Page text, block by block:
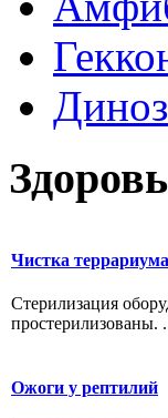
Чистка террариума
Стерилизация
простерилизованы.
Ожоги у рептилий